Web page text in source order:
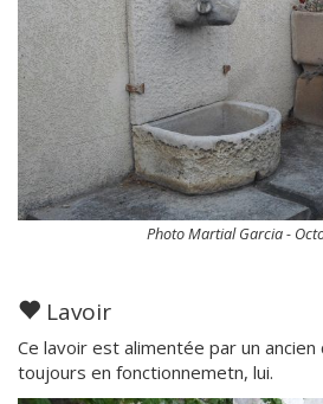
Photo Martial Garcia -
Lavoir
Ce lavoir est alimentée par un ancien
toujours en fonctionnemetn, lui.